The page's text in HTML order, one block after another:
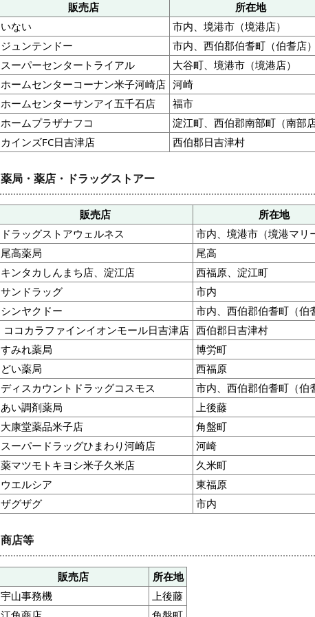
販売店
所在地
いない
市内、境港市（境港店）
ジュンテンドー
市内、西伯郡伯耆町（伯耆店）
スーパーセンタートライアル
大谷町、境港市（境港店）
ホームセンターコーナン米子河崎店 河崎
ホームセンターサンアイ五千石店
福市
ホームプラザナフコ
淀江町、西伯郡南部町（南部店
カインズFC日吉津店
西伯郡日吉津村
薬局・薬店・ドラッグストアー
販売店
所在地
ドラッグストアウェルネス
市内、境港市（境港マリ
尾高薬局
尾高
キンタカしんまち店、淀江店
西福原、淀江町
サンドラッグ
市内
シンヤクドー
市内、西伯郡伯耆町（伯
ココカラファインイオンモール日吉津店 西伯郡日吉津村
すみれ薬局
博労町
どい薬局
西福原
ディスカウントドラッグコスモス
市内、西伯郡伯耆町（伯
あい調剤薬局
上後藤
大康堂薬品米子店
角盤町
スーパードラッグひまわり河崎店
河崎
薬マツモトキヨシ米子久米店
久米町
ウエルシア
東福原
ザグザグ
市内
商店等
販売店
所在地
宇山事務機
上後藤